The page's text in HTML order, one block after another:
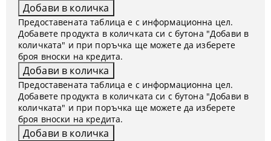
Предоставената таблица е с информационна цел.
Добавете продукта в количката си с бутона "Добави в
количката" и при поръчка ще можете да изберете
броя вноски на кредита.
Предоставената таблица е с информационна цел.
Добавете продукта в количката си с бутона "Добави в
количката" и при поръчка ще можете да изберете
броя вноски на кредита.